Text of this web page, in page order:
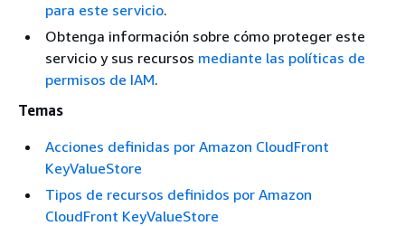
para este servicio.
Obtenga información sobre cómo proteger este
servicio y sus recursos mediante las políticas de
permisos de IAM.
Temas
Acciones definidas por Amazon CloudFront
KeyValueStore
Tipos de recursos definidos por Amazon
CloudFront KeyValueStore